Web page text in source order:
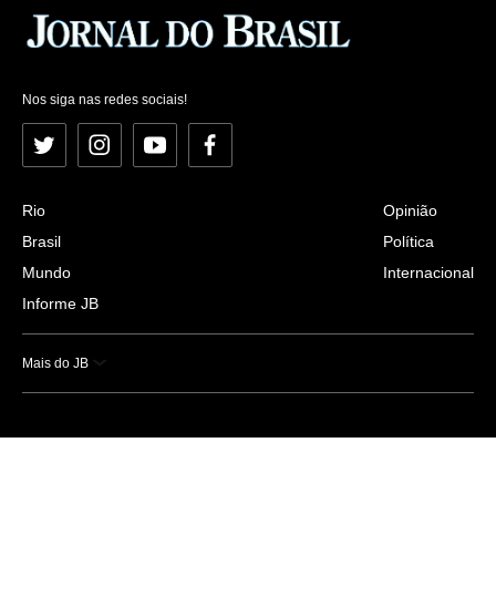
Nos siga nas redes sociais!
Twitter InstagramYouTubeFacebook
Rio
Brasil
Mundo
Informe JB
Opinião
Política
Internacional
Mais do JB
Esportes